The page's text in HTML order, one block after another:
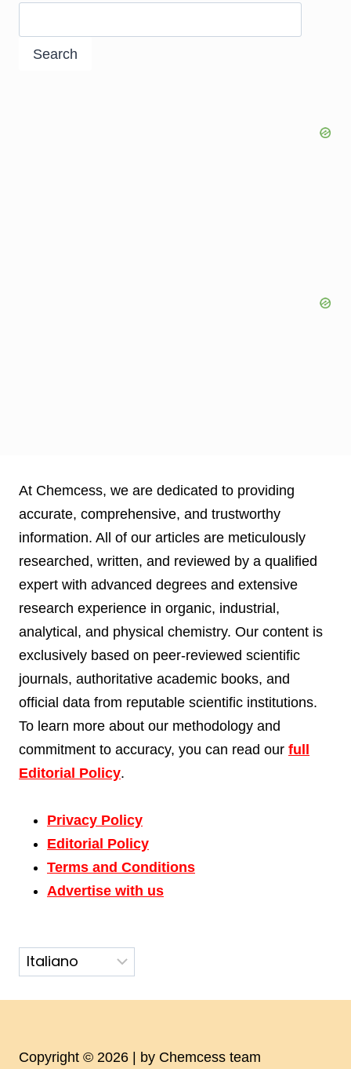
Search
At Chemcess, we are dedicated to providing
accurate, comprehensive, and trustworthy
information. All of our articles are meticulously
researched, written, and reviewed by a qualified
expert with advanced degrees and extensive
research experience in organic, industrial,
analytical, and physical chemistry. Our content is
exclusively based on peer-reviewed scientific
journals, authoritative academic books, and
official data from reputable scientific institutions.
To learn more about our methodology and
commitment to accuracy, you can read our full
Editorial Policy.
Privacy Policy
Editorial Policy
Terms and Conditions
Advertise with us
Copyright © 2026 | by Chemcess team